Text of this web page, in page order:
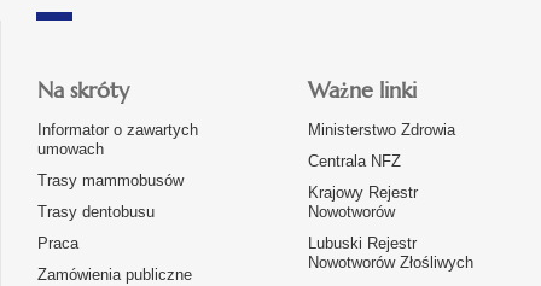
Na skróty
Informator o zawartych
umowach
Trasy mammobusów
Trasy dentobusu
Praca
Zamówienia publiczne
Ważne linki
Ministerstwo Zdrowia
Centrala NFZ
Krajowy Rejestr
Nowotworów
Lubuski Rejestr
Nowotworów Złośliwych